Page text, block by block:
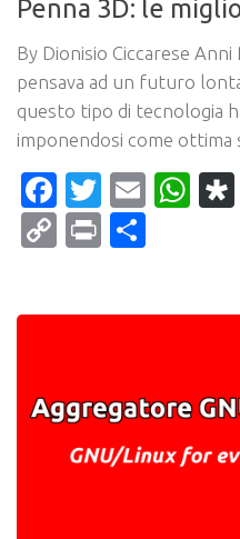
Penna 3D: le
By Dionisio Ciccarese
pensava ad un futuro
questo tipo di tecnologia
imponendosi come ottima
Facebook
Twitter
Email
CopyPrint